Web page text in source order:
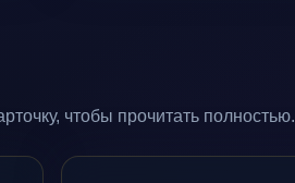
чтобы прочитать полностью.